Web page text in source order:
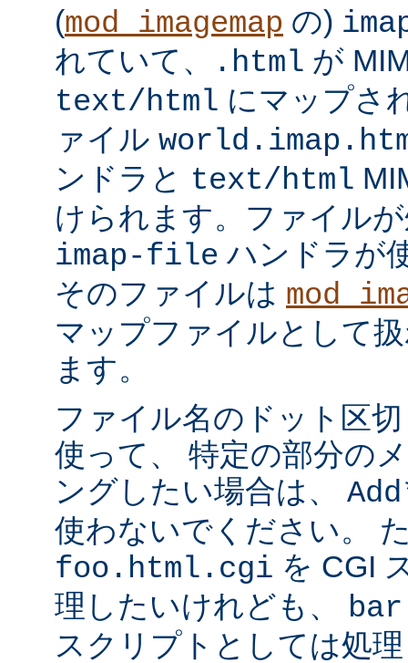
(mod_imagemap の)
れていて、
.html が
text/html にマップさ
ァイル
ンドラと text/html
けられます。ファイル
imap-file ハンドラが
そのファイルは
マップファイルとして
ます。
ファイル名のドット区
使って、 特定の部分の
ングしたい場合は、
使わないでください。
foo.html.cgi を CGI
理したいけれども、
スクリプトとしては処